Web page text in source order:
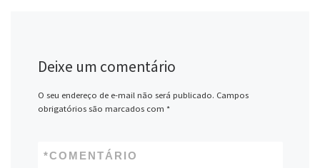
Deixe um comentário
O seu endereço de e-mail não será publicado. Campos
obrigatórios são marcados com *
COMENTÁRIO
*